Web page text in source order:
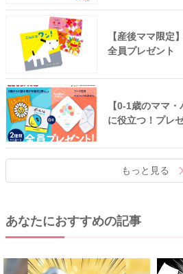
【産後ママ限定
全員プレゼント
【0-1歳のママ
に役立つ！プレ
もっと見る
あなたにおすすめの記事